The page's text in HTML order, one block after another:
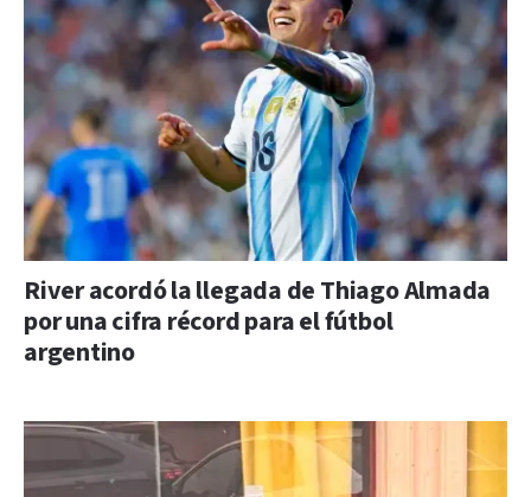
River acordó la llegada de Thiago Almada
por una cifra récord para el fútbol
argentino